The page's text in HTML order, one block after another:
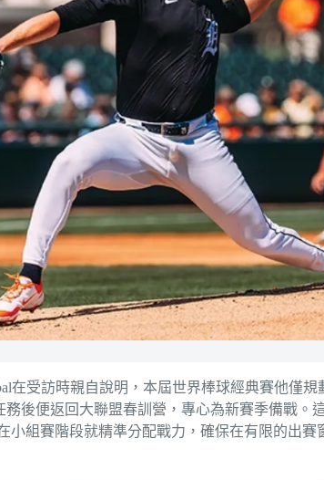
在受訪時親自說明，本屆世界棒球經典賽他僅
後便返回大聯盟春訓營，專心為新賽季備戰。
小組賽階段就精準分配戰力，確保在有限的出賽